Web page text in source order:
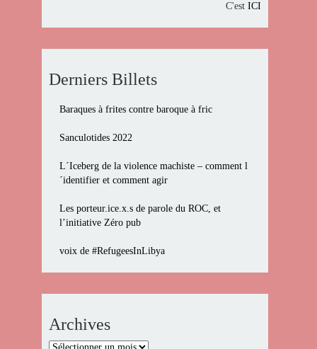
C'est ICI
Derniers Billets
Baraques à frites contre baroque à fric
Sanculotides 2022
L´Iceberg de la violence machiste – comment l
´identifier et comment agir
Les porteur.ice.x.s de parole du ROC, et
l’initiative Zéro pub
voix de #RefugeesInLibya
Archives
Archives